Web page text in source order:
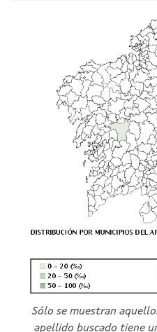
Sólo se muestran
apellido buscado tiene